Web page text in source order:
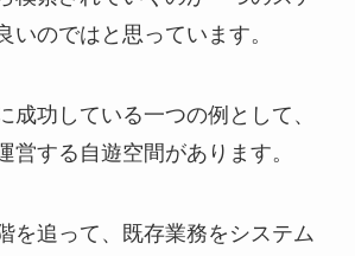
いのではと思っています。
成功している一つの例として、
営する自遊空間があります。
を追って、既存業務をシステム